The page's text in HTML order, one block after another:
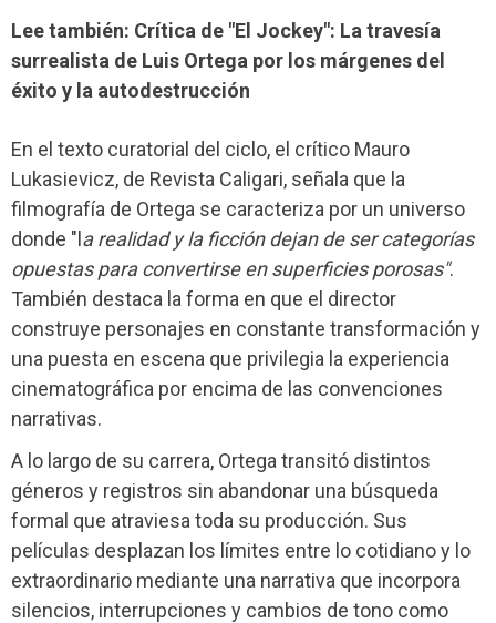
Lee también: Crítica de "El Jockey": La travesía
surrealista de Luis Ortega por los márgenes del
éxito y la autodestrucción
En el texto curatorial del ciclo, el crítico Mauro
Lukasievicz, de Revista Caligari, señala que la
filmografía de Ortega se caracteriza por un universo
donde "l a realidad y la ficción dejan de ser categorías
opuestas para convertirse en superficies porosas".
También destaca la forma en que el director
construye personajes en constante transformación y
una puesta en escena que privilegia la experiencia
cinematográfica por encima de las convenciones
narrativas.
A lo largo de su carrera, Ortega transitó distintos
géneros y registros sin abandonar una búsqueda
formal que atraviesa toda su producción. Sus
películas desplazan los límites entre lo cotidiano y lo
extraordinario mediante una narrativa que incorpora
silencios, interrupciones y cambios de tono como